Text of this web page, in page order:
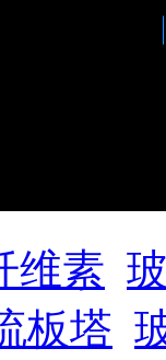
维素
板塔